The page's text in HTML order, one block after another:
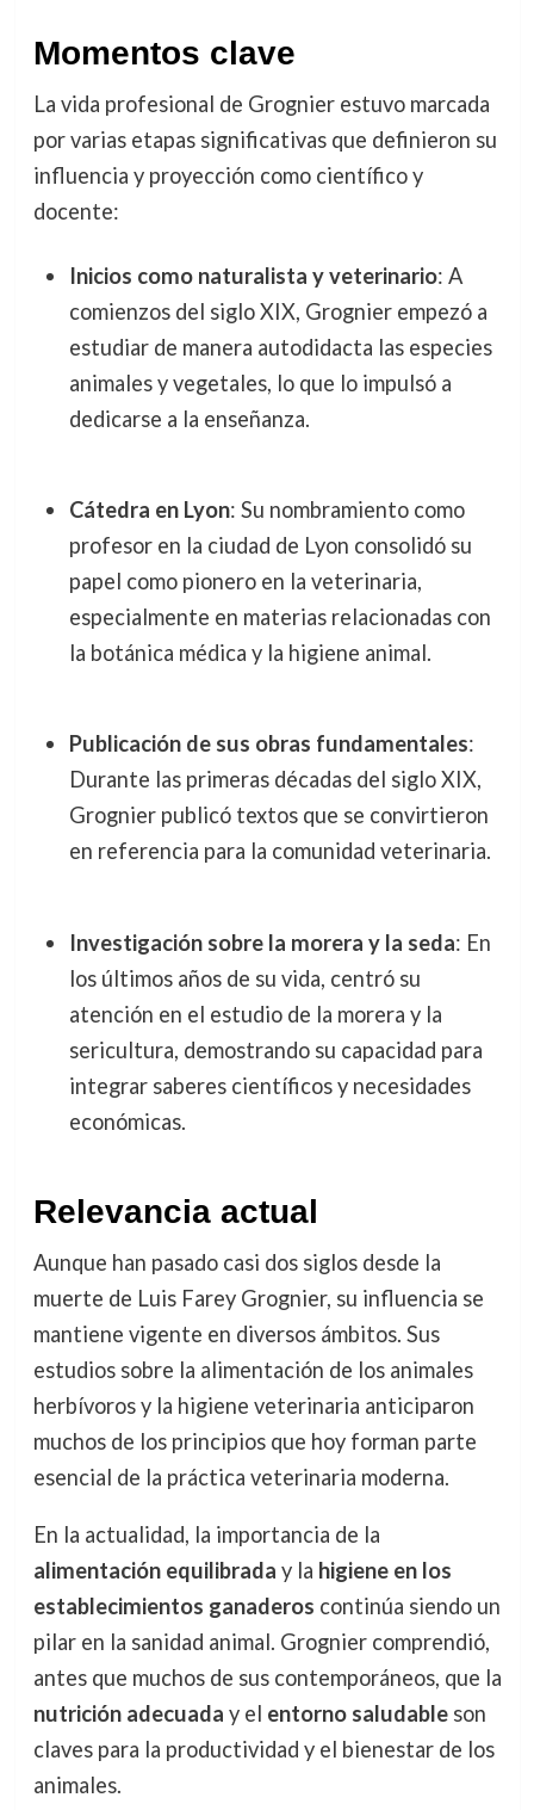
Momentos clave
La vida profesional de Grognier estuvo marcada
por varias etapas significativas que definieron su
influencia y proyección como científico y
docente:
Inicios como naturalista y veterinario: A
comienzos del siglo XIX, Grognier empezó a
estudiar de manera autodidacta las especies
animales y vegetales, lo que lo impulsó a
dedicarse a la enseñanza.
Cátedra en Lyon: Su nombramiento como
profesor en la ciudad de Lyon consolidó su
papel como pionero en la veterinaria,
especialmente en materias relacionadas con
la botánica médica y la higiene animal.
Publicación de sus obras fundamentales:
Durante las primeras décadas del siglo XIX,
Grognier publicó textos que se convirtieron
en referencia para la comunidad veterinaria.
Investigación sobre la morera y la seda: En
los últimos años de su vida, centró su
atención en el estudio de la morera y la
sericultura, demostrando su capacidad para
integrar saberes científicos y necesidades
económicas.
Relevancia actual
Aunque han pasado casi dos siglos desde la
muerte de Luis Farey Grognier, su influencia se
mantiene vigente en diversos ámbitos. Sus
estudios sobre la alimentación de los animales
herbívoros y la higiene veterinaria anticiparon
muchos de los principios que hoy forman parte
esencial de la práctica veterinaria moderna.
En la actualidad, la importancia de la
alimentación equilibrada y la higiene en los
establecimientos ganaderos continúa siendo un
pilar en la sanidad animal. Grognier comprendió,
antes que muchos de sus contemporáneos, que la
nutrición adecuada y el entorno saludableson
claves para la productividad y el bienestar de los
animales.